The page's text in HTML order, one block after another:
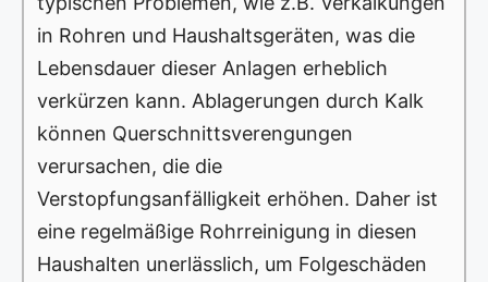
in Rohren und Haushaltsgeräten, was die
Lebensdauer dieser Anlagen erheblich
verkürzen kann. Ablagerungen durch Kalk
können Querschnittsverengungen
verursachen, die die
Verstopfungsanfälligkeit erhöhen. Daher ist
eine regelmäßige Rohrreinigung in diesen
Haushalten unerlässlich, um Folgeschäden